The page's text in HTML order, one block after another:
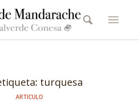
turquesa
ARTICULO